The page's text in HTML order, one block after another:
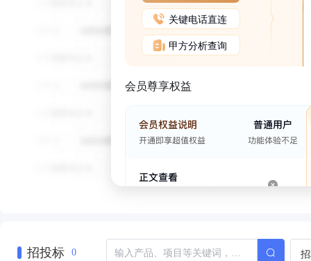
关键电话直连
甲方分析查询
会员尊享权益
招投标 0